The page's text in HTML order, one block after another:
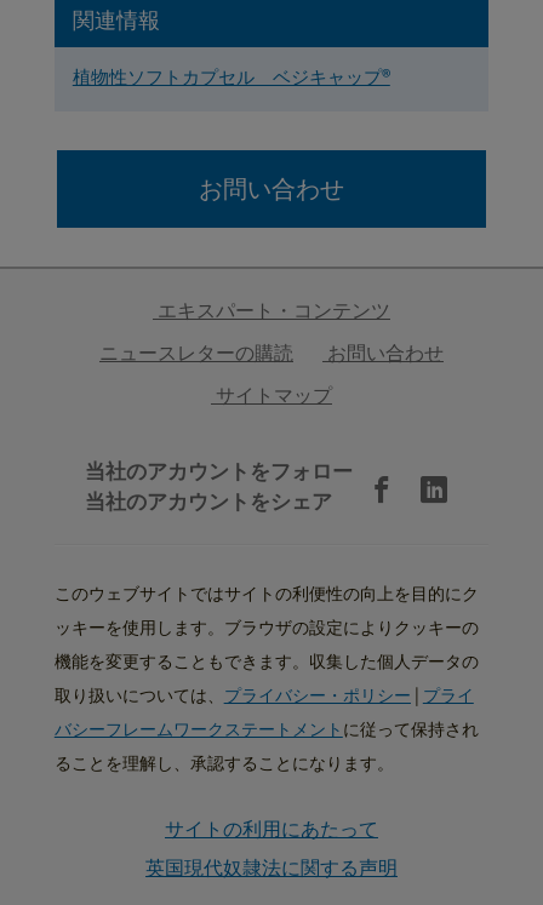
関連情報
植物性ソフトカプセル ベジキャップ®
お問い合わせ
エキスパート・コンテンツ
ニュースレターの購読
お問い合わせ
サイトマップ
当社のアカウントをフォロー
当社のアカウントをシェア
このウェブサイトではサイトの利便性の向上を目的にク
ッキーを使用します。ブラウザの設定によりクッキーの
機能を変更することもできます。収集した個人データの
取り扱いについては、 プライバシー・ポリシー | プライ
バシーフレームワークステートメント に従って保持され
ることを理解し、承認することになります。
サイトの利用にあたって
英国現代奴隷法に関する声明